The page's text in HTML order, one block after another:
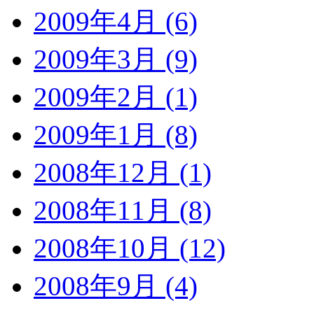
2009年4月 (6)
2009年3月 (9)
2009年2月 (1)
2009年1月 (8)
2008年12月 (1)
2008年11月 (8)
2008年10月 (12)
2008年9月 (4)